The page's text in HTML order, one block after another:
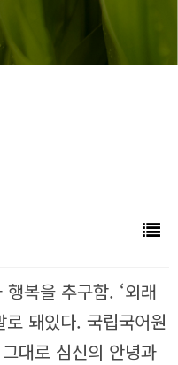
복을 추구함. ‘외래
돼있다. 국립국어원
대로 심신의 안녕과